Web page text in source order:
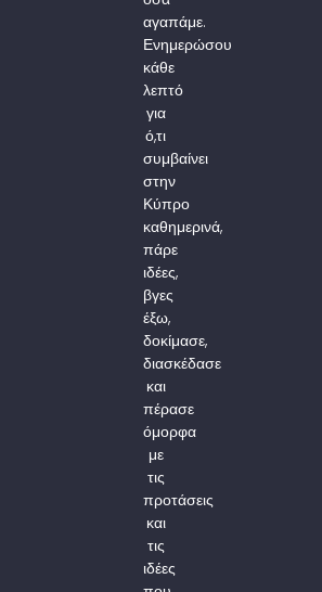
αγαπάμε.
Ενημερώσου
κάθε
λεπτό
για
ό,τι
συμβαίνει
στην
Κύπρο
καθημερινά,
πάρε
ιδέες,
βγες
έξω,
δοκίμασε,
διασκέδασε
και
πέρασε
όμορφα
με
τις
προτάσεις
και
τις
ιδέες